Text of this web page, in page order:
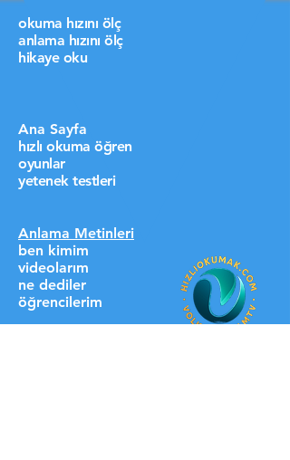
okuma hızını ölç
anlama hızını ölç
hikaye oku
Ana Sayfa
hızlı okuma öğren
oyunlar
yetenek testleri
Anlama Metinleri
ben kimim
videolarım
ne dediler
öğrencilerim